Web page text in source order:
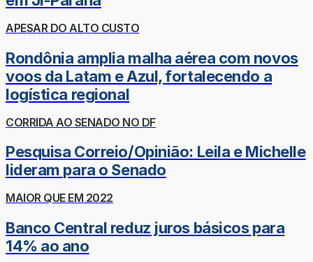
APESAR DO ALTO CUSTO
Rondônia amplia malha aérea com novos
voos da Latam e Azul, fortalecendo a
logística regional
CORRIDA AO SENADO NO DF
Pesquisa Correio/Opinião: Leila e Michelle
lideram para o Senado
MAIOR QUE EM 2022
Banco Central reduz juros básicos para
14% ao ano